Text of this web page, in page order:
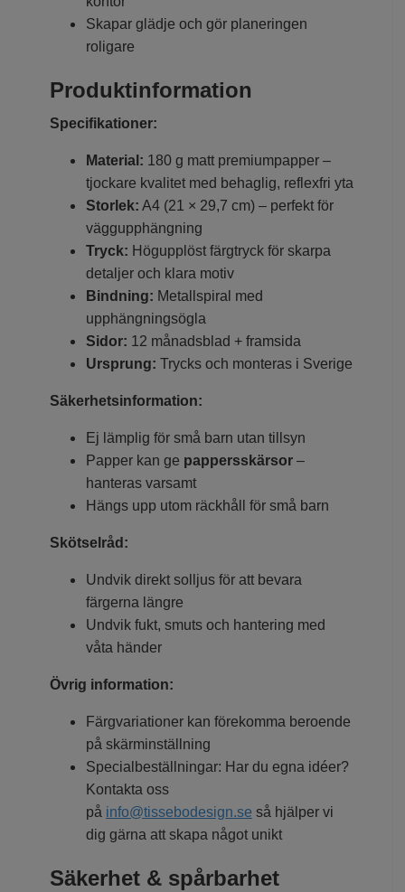
Skapar glädje och gör planeringen
roligare
Produktinformation
Specifikationer:
Material: 180 g matt premiumpapper –
tjockare kvalitet med behaglig, reflexfri yta
Storlek: A4 (21 × 29,7 cm) – perfekt för
väggupphängning
Tryck: Högupplöst färgtryck för skarpa
detaljer och klara motiv
Bindning: Metallspiral med
upphängningsögla
Sidor: 12 månadsblad + framsida
Ursprung: Trycks och monteras i Sverige
Säkerhetsinformation:
Ej lämplig för små barn utan tillsyn
Papper kan ge pappersskärsor –
hanteras varsamt
Hängs upp utom räckhåll för små barn
Skötselråd:
Undvik direkt solljus för att bevara
färgerna längre
Undvik fukt, smuts och hantering med
våta händer
Övrig information:
Färgvariationer kan förekomma beroende
på skärminställning
Specialbeställningar: Har du egna idéer?
Kontakta oss
på info@tissebodesign.se så hjälper vi
dig gärna att skapa något unikt
Säkerhet & spårbarhet